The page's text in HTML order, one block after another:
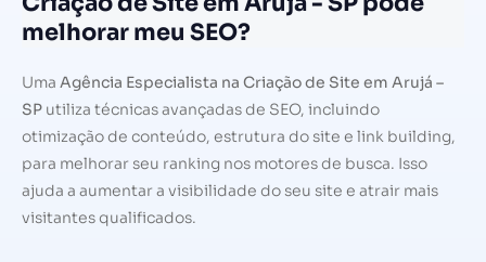
melhorar meu SEO?
Uma Agência Especialista na Criação de Site em Arujá –
SP utiliza técnicas avançadas de SEO, incluindo
otimização de conteúdo, estrutura do site e link building,
para melhorar seu ranking nos motores de busca. Isso
ajuda a aumentar a visibilidade do seu site e atrair mais
visitantes qualificados.